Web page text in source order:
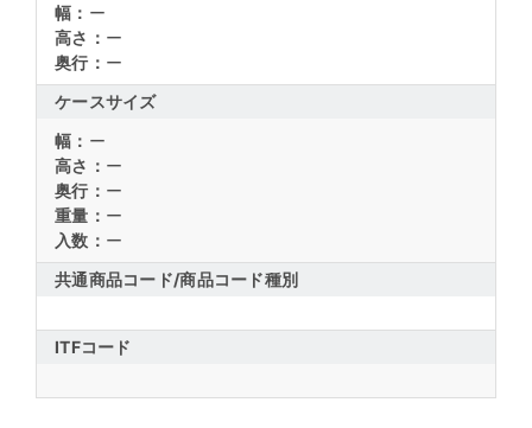
幅： ー
高さ： ー
奥行： ー
ケースサイズ
幅： ー
高さ： ー
奥行： ー
重量： ー
入数： ー
共通商品コード/商品コード種別
ITFコード